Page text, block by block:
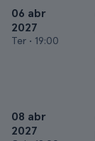
06 abr
2027
Ter • 19:00
08 abr
2027